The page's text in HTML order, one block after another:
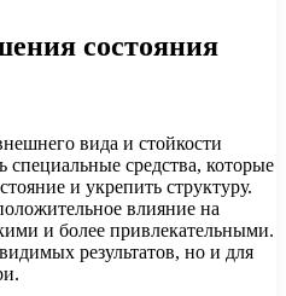
состояния
вида и стойкости
специальные средства, которые
и укрепить структуру.
влияние на
и более привлекательными.
результатов, но и для